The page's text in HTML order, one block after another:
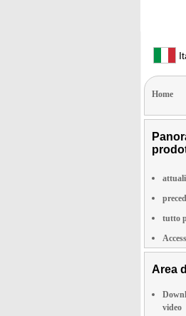
Home
tutto
Area
video